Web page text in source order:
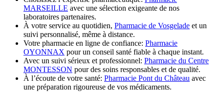
MARSEILLE avec une sélection exigeante de nos
laboratoires partenaires.
À votre service au quotidien, Pharmacie de Vosgelade et un
suivi personnalisé, même à distance.
Votre pharmacie en ligne de confiance: Pharmacie
OYONNAX pour un conseil santé fiable à chaque instant.
Avec un suivi sérieux et professionnel: Pharmacie du Centre
MONTESSON pour des soins responsables et de qualité.
À l’écoute de votre santé: Pharmacie Pont du Château avec
une préparation rigoureuse de vos médicaments.